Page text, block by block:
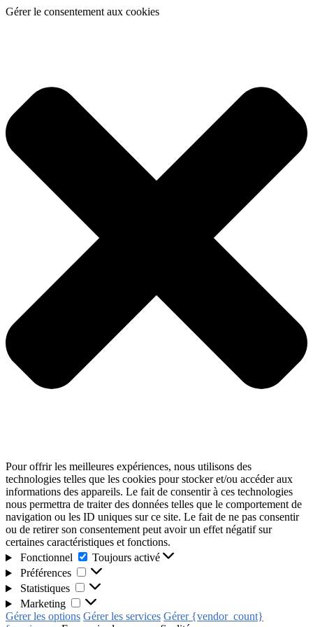
Gérer le consentement aux cookies
Pour offrir les meilleures expériences, nous utilisons des
technologies telles que les cookies pour stocker et/ou accéder aux
informations des appareils. Le fait de consentir à ces technologies
nous permettra de traiter des données telles que le comportement de
navigation ou les ID uniques sur ce site. Le fait de ne pas consentir
ou de retirer son consentement peut avoir un effet négatif sur
certaines caractéristiques et fonctions.
Fonctionnel
Toujours activé
Préférences
Statistiques
Marketing
Gérer les options Gérer les services Gérer {vendor_count}